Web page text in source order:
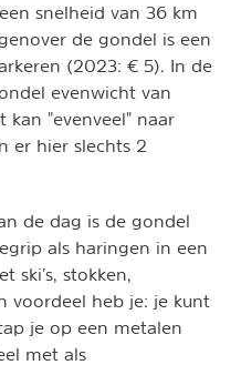
snelheid van 36 km
de gondel is een
(2023: € 5). In de
evenwicht van
kan "evenveel" naar
er hier slechts 2
de dag is de gondel
als haringen in een
ski’s, stokken,
voordeel heb je: je kunt
je op een metalen
met als